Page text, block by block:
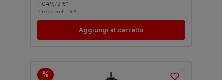
1.049,72 €*
Prezzo escl. I.V.A.
Aggiungi al carrello
%